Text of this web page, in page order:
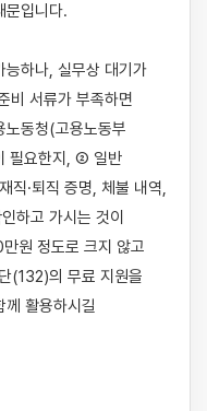
문입니다.
능하나, 실무상 대기가
비 서류가 부족하면
노동청(고용노동부
필요한지, ② 일반
직·퇴직 증명, 체불 내역,
하고 가시는 것이
원 정도로 크지 않고
(132)의 무료 지원을
활용하시길